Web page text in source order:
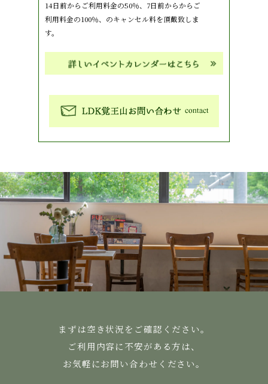
14日前からご利用料金の50％、7日前からからご
利用料金の100％、のキャンセル料を頂戴致しま
す。
まずは空き状況をご確認ください。
ご利用内容に不安がある方は、
お気軽にお問い合わせください。